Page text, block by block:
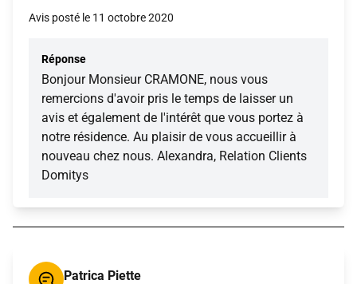
Avis posté le 11 octobre 2020
Réponse
Bonjour Monsieur CRAMONE, nous vous
remercions d'avoir pris le temps de laisser un
avis et également de l'intérêt que vous portez à
notre résidence. Au plaisir de vous accueillir à
nouveau chez nous. Alexandra, Relation Clients
Domitys
Patrica Piette